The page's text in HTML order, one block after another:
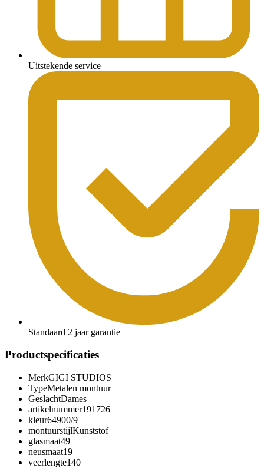
Uitstekende service
Standaard 2 jaar garantie
Productspecificaties
MerkGIGI STUDIOS
TypeMetalen montuur
GeslachtDames
artikelnummer191726
kleur64900/9
montuurstijlKunststof
glasmaat49
neusmaat19
veerlengte140